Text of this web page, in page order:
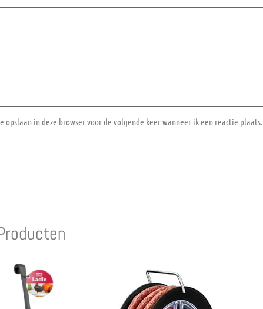
opslaan in deze browser voor de volgende keer wanneer ik een reactie plaats.